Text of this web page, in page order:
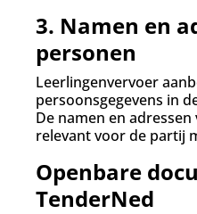
3. Namen en
personen
Leerlingenvervoer
persoonsgegevens in
De namen en
relevant voor de partij
Openbare
TenderNed